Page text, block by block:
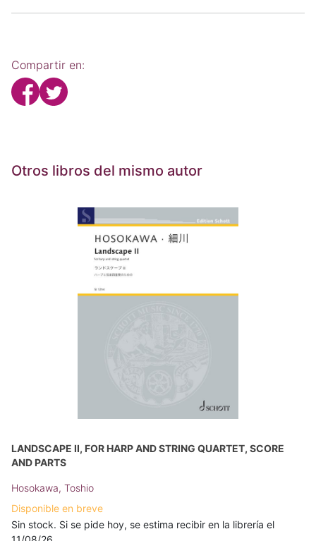
Compartir en:
Otros libros del mismo autor
LANDSCAPE II, FOR HARP AND STRING QUARTET, SCORE
AND PARTS
Hosokawa, Toshio
Disponible en breve
Sin stock. Si se pide hoy, se estima recibir en la librería el